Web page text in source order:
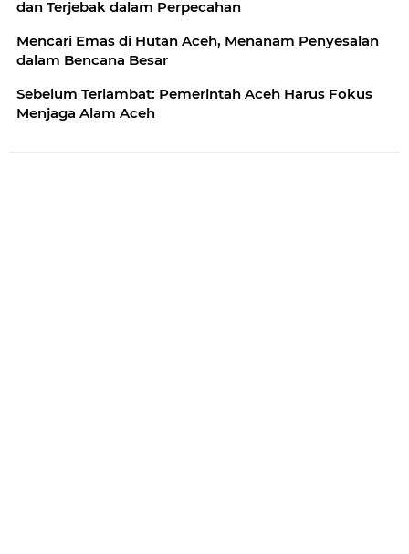
dan Terjebak dalam Perpecahan
Mencari Emas di Hutan Aceh, Menanam Penyesalan
dalam Bencana Besar
Sebelum Terlambat: Pemerintah Aceh Harus Fokus
Menjaga Alam Aceh